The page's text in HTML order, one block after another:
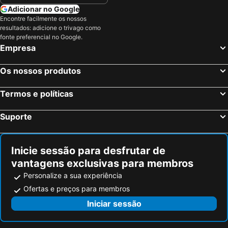
Villenave-d'Ornon, Aquitânia Hotéis
Pessac, Aquitânia Hotéis
Gradignan, Aquitânia Hotéis
Nice, Provença-Alpes-Costa Azul Hotéis
Estrasburgo, Alsácia Hotéis
Montévrain, França Hotéis
Magny le Hongre, França Hotéis
Adicionar no Google
Encontre facilmente os nossos
resultados: adicione o trivago como
fonte preferencial no Google.
Empresa
Os nossos produtos
Termos e políticas
Suporte
Inicie sessão para desfrutar de
vantagens exclusivas para membros
Personalize a sua experiência
Ofertas e preços para membros
Iniciar sessão